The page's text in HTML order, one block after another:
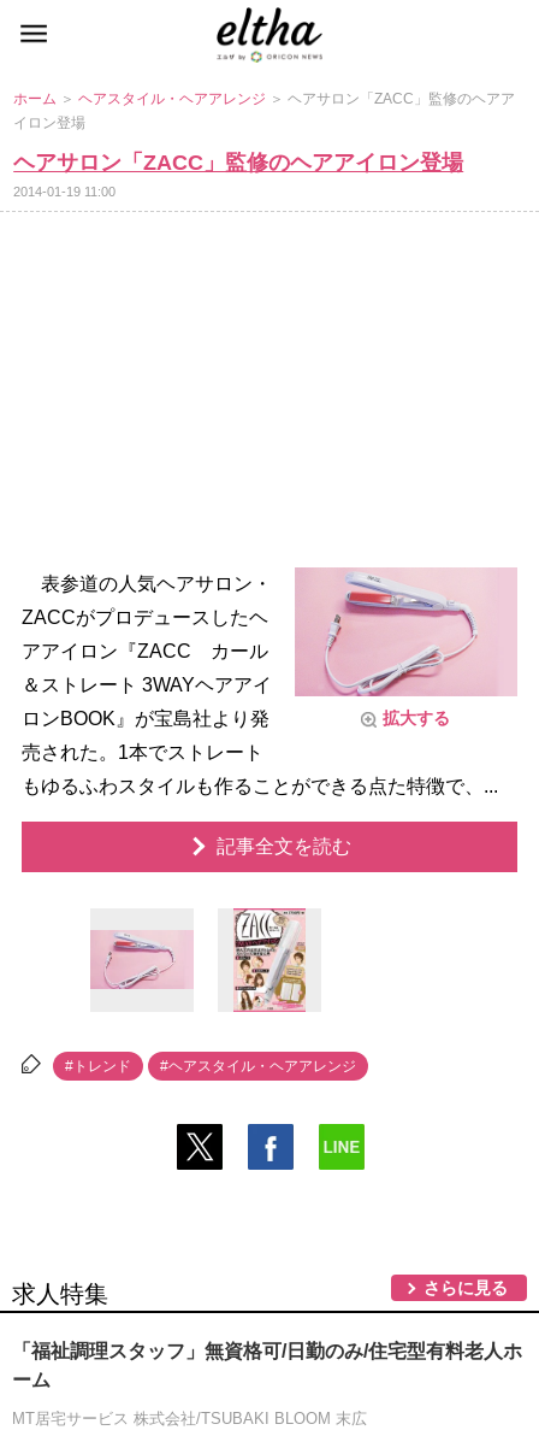
ホーム ＞ヘアスタイル・ヘアアレンジ ＞ ヘアサロン「ZACC」監修のヘアア
イロン登場
ヘアサロン「ZACC」監修のヘアアイロン登場
2014-01-19 11:00
拡大する
表参道の人気ヘアサロン・
ZACCがプロデュースしたヘ
アアイロン『ZACC カール
＆ストレート 3WAYヘアアイ
ロンBOOK』が宝島社より発
売された。1本でストレート
もゆるふわスタイルも作ることができる点た特徴で、...
記事全文を読む
#トレンド #ヘアスタイル・ヘアアレンジ
求人特集 さらに見る
「福祉調理スタッフ」無資格可/日勤のみ/住宅型有料老人ホ
ーム
MT居宅サービス 株式会社/TSUBAKI BLOOM 末広